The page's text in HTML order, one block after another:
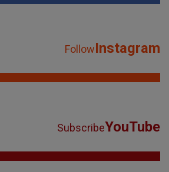
FollowInstagram
SubscribeYouTube